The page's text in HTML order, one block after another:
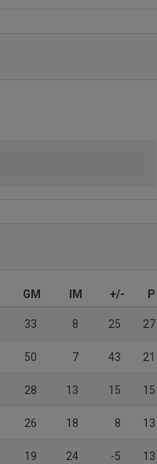
GM IM +/- P
33 8 25 27
50 7 43 21
28 13 15 15
26 18 8 13
19 24 -5 13